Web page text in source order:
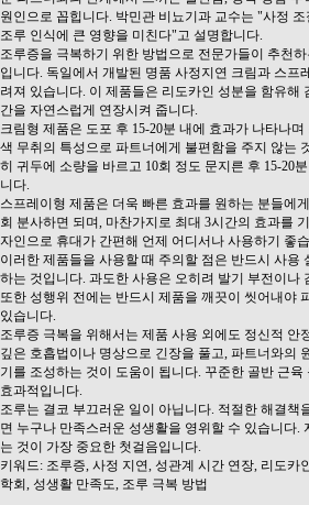
원인으로 꼽힙니다. 박민관 비뇨기과 교수는 "사정 조
조루 인식에 큰 영향을 미친다"고 설명합니다.
조루증을 극복하기 위한 방법으로 전문가들이 추천
입니다. 독일에서 개발된 명품 사정지연 크림과 스프
려져 있습니다. 이 제품들은 리도카인 성분을 함유해
간을 자연스럽게 연장시켜 줍니다.
크림형 제품은 도포 후 15-20분 내에 효과가 나타나
색 무취의 특성으로 파트너에게 불편함을 주지 않는
히 귀두에 소량을 바르고 10회 정도 문지른 후 15-20
니다.
스프레이형 제품은 더욱 빠른 효과를 원하는 분들에
회 분사하면 되며, 마찬가지로 최대 3시간의 효과를
자인으로 휴대가 간편해 언제 어디서나 사용하기 좋
이러한 제품들을 사용할 때 주의할 점은 반드시 사용
하는 것입니다. 과도한 사용은 오히려 발기 부전이나
또한 성행위 전에는 반드시 제품을 깨끗이 씻어내야
있습니다.
조루증 극복을 위해서는 제품 사용 외에도 정신적 안
깊은 호흡법이나 명상으로 긴장을 풀고, 파트너와의
기를 조성하는 것이 도움이 됩니다. 꾸준한 골반 근육
효과적입니다.
조루는 결코 부끄러운 일이 아닙니다. 적절한 해결책
면 누구나 만족스러운 성생활을 영위할 수 있습니다.
는 것이 가장 중요한 첫걸음입니다.
키워드: 조루증, 사정 지연, 성관계 시간 연장, 리도카
학회, 성생활 만족도, 조루 극복 방법